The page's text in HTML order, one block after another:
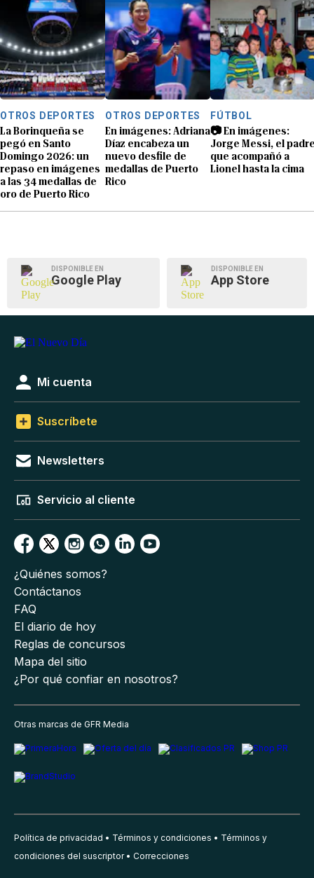
OTROS DEPORTES
La Borinqueña se
pegó en Santo
Domingo 2026: un
repaso en imágenes
a las 34 medallas de
oro de Puerto Rico
OTROS DEPORTES
En imágenes: Adriana
Díaz encabeza un
nuevo desfile de
medallas de Puerto
Rico
FÚTBOL
📷 En imágenes:
Jorge Messi, el
que acompañó a
Lionel hasta la cima
DISPONIBLE EN
Google Play
DISPONIBLE EN
App Store
Mi cuenta
Suscríbete
Newsletters
Servicio al cliente
¿Quiénes somos?
Contáctanos
FAQ
El diario de hoy
Reglas de concursos
Mapa del sitio
¿Por qué confiar en nosotros?
Otras marcas de GFR Media
Política de privacidad Términos y condiciones
Términos y
condiciones del suscriptor
Correcciones